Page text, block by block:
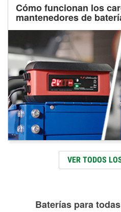
Cómo funcionan los
mantenedores de
VER TODOS
Baterías para